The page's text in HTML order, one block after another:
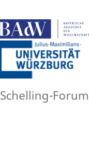
Schelling-Forum